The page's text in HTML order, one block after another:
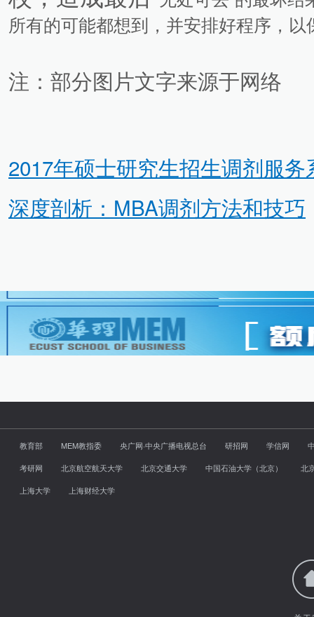
所有的可能都想到，并安排好程序，
注：部分图片文字来源于网络
2017年硕士研究生招生调剂服
深度剖析：MBA调剂方法和技巧
教育部 MEM教指委 央广网·中央广播电视总台 研招网 学信网
考研网
北京航空航天大学 北京交通大学 中国石油大学（北京）
北
上海大学
上海财经大学